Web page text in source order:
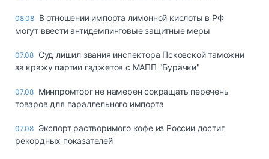
08.08 В отношении импорта лимонной кислоты в РФ
могут ввести антидемпинговые защитные меры
07.08 Суд лишил звания инспектора Псковской таможни
за кражу партии гаджетов с МАПП "Бурачки"
07.08 Минпромторг не намерен сокращать перечень
товаров для параллельного импорта
07.08 Экспорт растворимого кофе из России достиг
рекордных показателей